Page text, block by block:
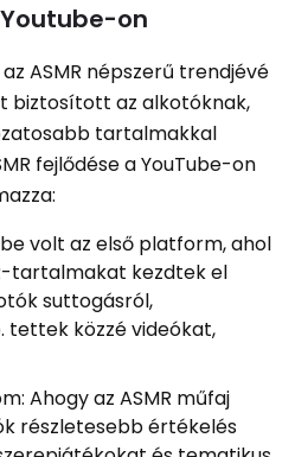
Youtube-on
ASMR népszerű trendjévé
biztosított az alkotóknak,
tartalmakkal
fejlődése a YouTube-on
volt az első platform, ahol
tartalmakat kezdtek el
suttogásról,
tettek közzé videókat,
Ahogy az ASMR műfaj
részletesebb értékelés